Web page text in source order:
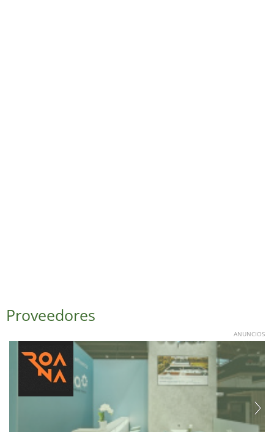
Proveedores
ANUNCIOS